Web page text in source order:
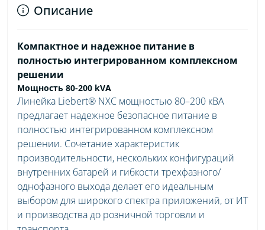
Описание
Компактное и надежное питание в
полностью интегрированном комплексном
решении
Мощность 80-200 kVA
Линейка Liebert® NXC мощностью 80–200 кВА
предлагает надежное безопасное питание в
полностью интегрированном комплексном
решении. Сочетание характеристик
производительности, нескольких конфигураций
внутренних батарей и гибкости трехфазного/
однофазного выхода делает его идеальным
выбором для широкого спектра приложений, от ИТ
и производства до розничной торговли и